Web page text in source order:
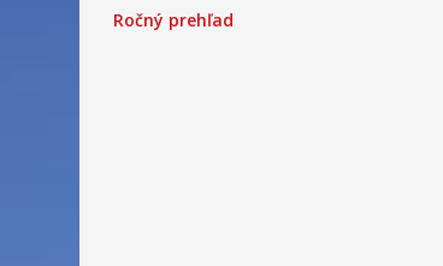
Ročný prehľad